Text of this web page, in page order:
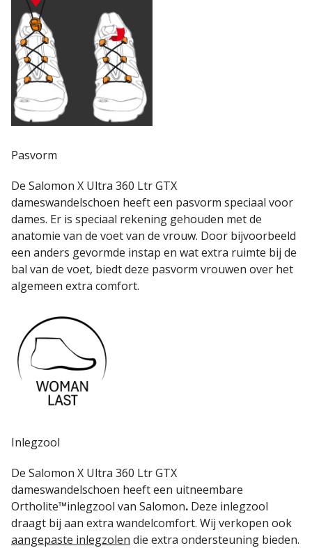
Pasvorm
De Salomon X Ultra 360 Ltr GTX
dameswandelschoen heeft een pasvorm speciaal voor
dames. Er is speciaal rekening gehouden met de
anatomie van de voet van de vrouw. Door bijvoorbeeld
een anders gevormde instap en wat extra ruimte bij de
bal van de voet, biedt deze pasvorm vrouwen over het
algemeen extra comfort.
Inlegzool
De Salomon X Ultra 360 Ltr GTX
dameswandelschoen heeft een uitneembare
Ortholite™inlegzool van Salomon. Deze inlegzool
draagt bij aan extra wandelcomfort. Wij verkopen ook
aangepaste inlegzolen die extra ondersteuning bieden.